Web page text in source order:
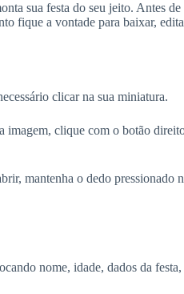
sua festa do seu jeito. Antes
fique a vontade para baixar,
clicar na sua miniatura.
imagem, clique com o botão
mantenha o dedo pressionado
nome, idade, dados da